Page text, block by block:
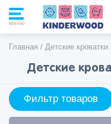
меню
Главная / Детские кроватки
Детские
Фильтр товаров